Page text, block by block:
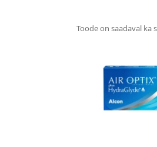
Toode on saadaval ka